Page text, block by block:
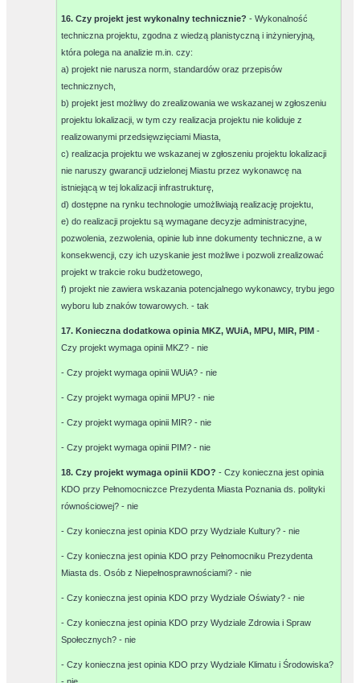
16. Czy projekt jest wykonalny technicznie?- Wykonalność
techniczna projektu, zgodna z wiedzą planistyczną i inżynieryjną,
która polega na analizie m.in. czy:
a) projekt nie narusza norm, standardów oraz przepisów
technicznych,
b) projekt jest możliwy do zrealizowania we wskazanej w zgłoszeniu
projektu lokalizacji, w tym czy realizacja projektu nie koliduje z
realizowanymi przedsięwzięciami Miasta,
c) realizacja projektu we wskazanej w zgłoszeniu projektu lokalizacji
nie naruszy gwarancji udzielonej Miastu przez wykonawcę na
istniejącą w tej lokalizacji infrastrukturę,
d) dostępne na rynku technologie umożliwiają realizację projektu,
e) do realizacji projektu są wymagane decyzje administracyjne,
pozwolenia, zezwolenia, opinie lub inne dokumenty techniczne, a w
konsekwencji, czy ich uzyskanie jest możliwe i pozwoli zrealizować
projekt w trakcie roku budżetowego,
f) projekt nie zawiera wskazania potencjalnego wykonawcy, trybu jego
wyboru lub znaków towarowych. -tak
17. Konieczna dodatkowa opinia MKZ, WUiA, MPU, MIR, PIM-
Czy projekt wymaga opinii MKZ? -nie
- Czy projekt wymaga opinii WUiA? -nie
- Czy projekt wymaga opinii MPU? -nie
- Czy projekt wymaga opinii MIR? -nie
- Czy projekt wymaga opinii PIM? -nie
18. Czy projekt wymaga opinii KDO?- Czy konieczna jest opinia
KDO przy Pełnomocniczce Prezydenta Miasta Poznania ds. polityki
równościowej? -nie
- Czy konieczna jest opinia KDO przy Wydziale Kultury? -nie
- Czy konieczna jest opinia KDO przy Pełnomocniku Prezydenta
Miasta ds. Osób z Niepełnosprawnościami? -nie
- Czy konieczna jest opinia KDO przy Wydziale Oświaty? -nie
- Czy konieczna jest opinia KDO przy Wydziale Zdrowia i Spraw
Społecznych? -nie
- Czy konieczna jest opinia KDO przy Wydziale Klimatu i Środowiska?